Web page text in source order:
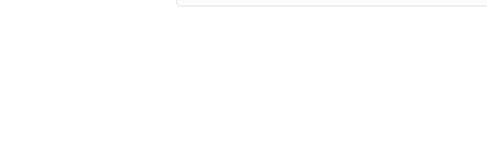
Quand les résultats de l'auto-